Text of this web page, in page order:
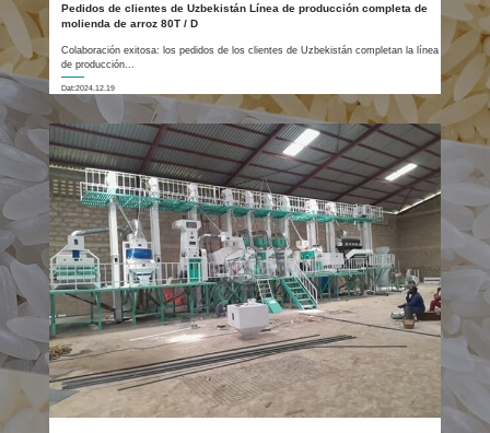
Pedidos de clientes de Uzbekistán Línea de producción completa de
molienda de arroz 80T / D
Colaboración exitosa: los pedidos de los clientes de Uzbekistán completan la línea
de producción...
Dat:2024.12.19